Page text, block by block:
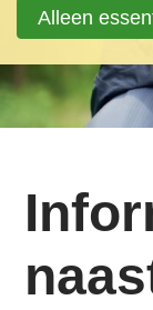
S
n
Alleen